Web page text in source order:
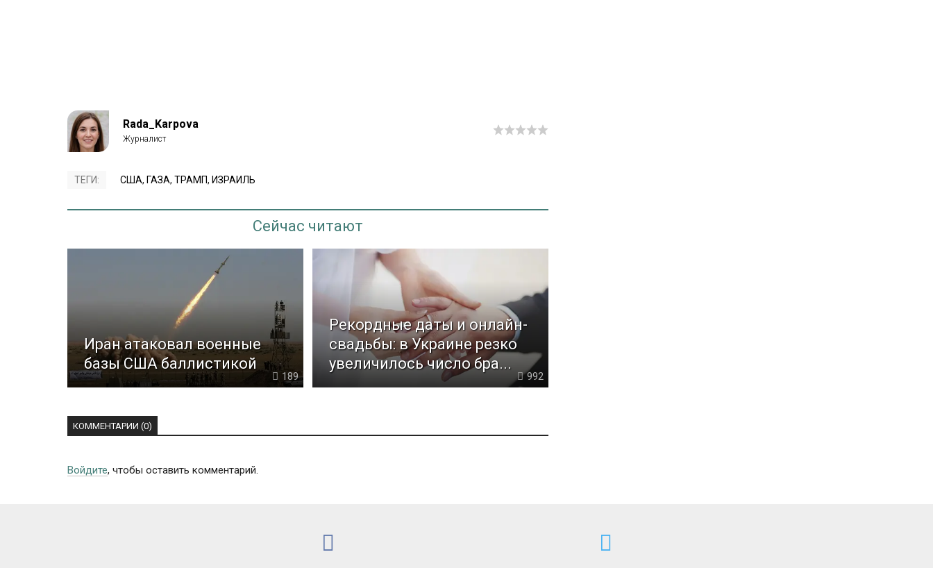
Rada_Karpova
ТЕГИ: США, ГАЗА, ТРАМП, ИЗРАИЛЬ
Сейчас читают
Иран атаковал военные
базы США баллистикой
189
Рекордные даты и онлайн-
свадьбы: в Украине резко
увеличилось число бра...
992
КОММЕНТАРИИ (0)
Войдите, чтобы оставить комментарий.